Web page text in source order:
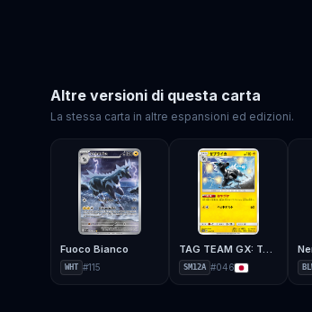
Altre versioni di questa carta
La stessa carta in altre espansioni ed edizioni.
Fuoco Bianco
WHT #115
TAG TEAM GX: Tag All Stars
SM12A #046